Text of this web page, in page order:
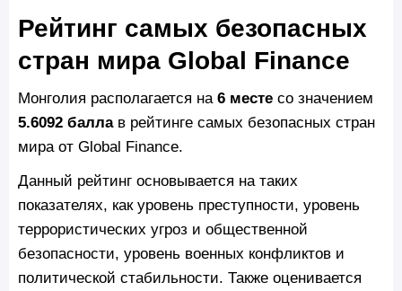
Рейтинг самых безопасных
стран мира Global Finance
Монголия располагается на 6 месте со значением
5.6092 баллав рейтинге самых безопасных стран
мира от Global Finance.
Данный рейтинг основывается на таких
показателях, как уровень преступности, уровень
террористических угроз и общественной
безопасности, уровень военных конфликтов и
политической стабильности. Также оценивается